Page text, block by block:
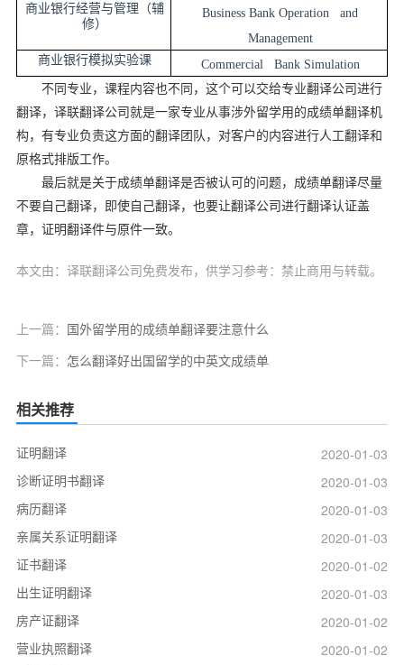
商业银行经营与管理（辅
修）
Business Bank Operation and
Management
商业银行模拟实验课
Commercial Bank Simulation
不同专业，课程内容也不同，这个可以交给专业翻译公司进行
翻译，译联翻译公司就是一家专业从事涉外留学用的成绩单翻译机
构，有专业负责这方面的翻译团队，对客户的内容进行人工翻译和
原格式排版工作。
最后就是关于成绩单翻译是否被认可的问题，成绩单翻译尽量
不要自己翻译，即使自己翻译，也要让翻译公司进行翻译认证盖
章，证明翻译件与原件一致。
本文由：译联翻译公司免费发布，供学习参考：禁止商用与转载。
上一篇： 国外留学用的成绩单翻译要注意什么
下一篇： 怎么翻译好出国留学的中英文成绩单
相关推荐
证明翻译
2020-01-03
诊断证明书翻译
2020-01-03
病历翻译
2020-01-03
亲属关系证明翻译
2020-01-03
证书翻译
2020-01-02
出生证明翻译
2020-01-03
房产证翻译
2020-01-02
营业执照翻译
2020-01-02